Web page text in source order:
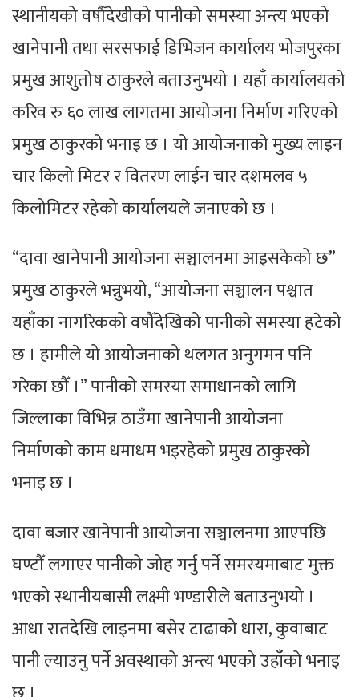
स्थानीयको वषौँदेखीको पानीको समस्या अन्त्य भएको
खानेपानी तथा सरसफाई डिभिजन कार्यालय भोजपुरका
प्रमुख आशुतोष ठाकुरले बताउनुभयो । यहाँ कार्यालयको
करिव रु ६० लाख लागतमा आयोजना निर्माण गरिएको
प्रमुख ठाकुरको भनाइ छ । यो आयोजनाको मुख्य लाइन
चार किलो मिटर र वितरण लाईन चार दशमलव ५
किलोमिटर रहेको कार्यालयले जनाएको छ ।
“दावा खानेपानी आयोजना सञ्चालनमा आइसकेको छ”
प्रमुख ठाकुरले भन्नुभयो, “आयोजना सञ्चालन पश्चात
यहाँका नागरिकको वषौँदेखिको पानीको समस्या हटेको
छ । हामीले यो आयोजनाको थलगत अनुगमन पनि
गरेका छौँ ।” पानीको समस्या समाधानको लागि
जिल्लाका विभिन्न ठाउँमा खानेपानी आयोजना
निर्माणको काम धमाधम भइरहेको प्रमुख ठाकुरको
भनाइ छ ।
दावा बजार खानेपानी आयोजना सञ्चालनमा आएपछि
घण्टौँ लगाएर पानीको जोह गर्नु पर्ने समस्यमाबाट मुक्त
भएको स्थानीयबासी लक्ष्मी भण्डारीले बताउनुभयो ।
आधा रातदेखि लाइनमा बसेर टाढाको धारा, कुवाबाट
पानी ल्याउनु पर्ने अवस्थाको अन्त्य भएको उहाँको भनाइ